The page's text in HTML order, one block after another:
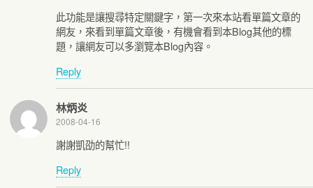
此功能是讓搜尋特定關鍵字，第一次來本站看單篇文章的
網友，來看到單篇文章後，有機會看到本Blog其他的標
題，讓網友可以多瀏覽本Blog內容。
Reply
林炳炎
2008-04-16
謝謝凱劭的幫忙!!
Reply